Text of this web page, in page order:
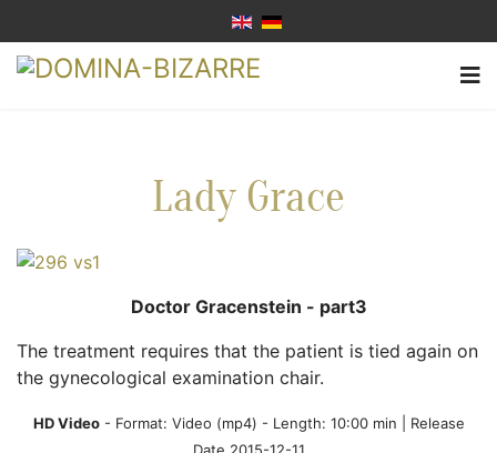
Lady Grace
Doctor Gracenstein - part3
The treatment requires that the patient is tied again on
the gynecological examination chair.
HD Video- Format: Video (mp4) - Length: 10:00 min | Release